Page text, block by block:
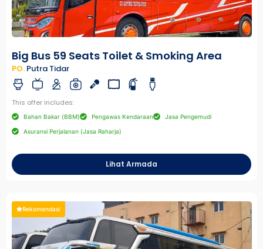
Big Bus 59 Seats Toilet & Smoking Area
PO. Putra Tidar
This offer includes:
Bahan Bakar (BBM) Pengawas Kendaraan Jasa Pengemudi
Asuransi Perjalanan (Jasa Raharja)
Lihat Armada
Rekomendasi